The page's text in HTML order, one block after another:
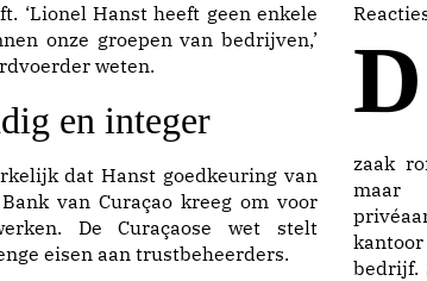
‘Lionel Hanst heeft geen enkele
onze groepen van bedrijven,’
weten.
en integer
dat Hanst goedkeuring van
van Curaçao kreeg om voor
De Curaçaose wet stelt
eisen aan trustbeheerders.
zaak
bedrijf.